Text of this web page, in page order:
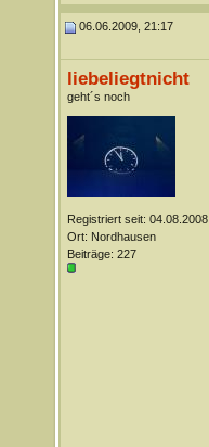
06.06.2009, 21:17
liebeliegtnicht
geht´s noch
Registriert seit: 04.08.2008
Ort: Nordhausen
Beiträge: 227